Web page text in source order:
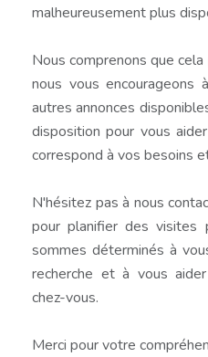
malheureusement plus
Nous comprenons que
nous vous encourageons
autres annonces
disposition pour vous
correspond à vos besoins
N'hésitez pas à nous
pour planifier des visites
sommes déterminés à
recherche et à vous
chez-vous.
Merci pour votre